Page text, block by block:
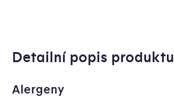
Detailní popis produktu
Alergeny